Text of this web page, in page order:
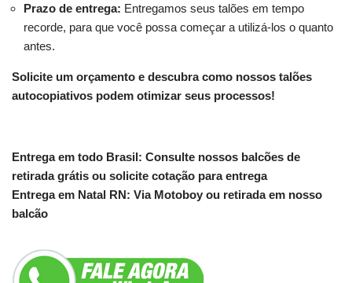
Prazo de entrega: Entregamos seus talões em tempo
recorde, para que você possa começar a utilizá-los o quanto
antes.
Solicite um orçamento e descubra como nossos talões
autocopiativos podem otimizar seus processos!
Entrega em todo Brasil: Consulte nossos balcões de
retirada grátis ou solicite cotação para entrega
Entrega em Natal RN: Via Motoboy ou retirada em nosso
balcão